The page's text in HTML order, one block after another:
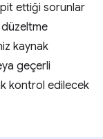
ettiği sorunlar
düzeltme
kaynak
geçerli
kontrol edilecek